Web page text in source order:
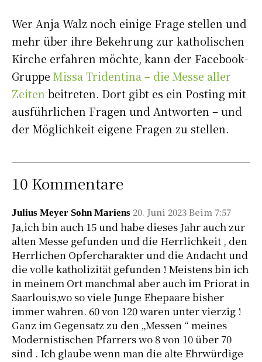
Wer Anja Walz noch einige Frage stellen und
mehr über ihre Bekehrung zur katholischen
Kirche erfahren möchte, kann der Facebook-
Gruppe Missa Tridentina – die Messe aller
Zeiten beitreten. Dort gibt es ein Posting mit
ausführlichen Fragen und Antworten – und
der Möglichkeit eigene Fragen zu stellen.
10 Kommentare
Julius Meyer Sohn Mariens 20. Juni 2023 Beim 7:57
Ja,ich bin auch 15 und habe dieses Jahr auch zur
alten Messe gefunden und die Herrlichkeit , den
Herrlichen Opfercharakter und die Andacht und
die volle katholizität gefunden ! Meistens bin ich
in meinem Ort manchmal aber auch im Priorat in
Saarlouis,wo so viele Junge Ehepaare bisher
immer wahren. 60 von 120 waren unter vierzig !
Ganz im Gegensatz zu den „Messen “ meines
Modernistischen Pfarrers wo 8 von 10 über 70
sind . Ich glaube wenn man die alte Ehrwürdige